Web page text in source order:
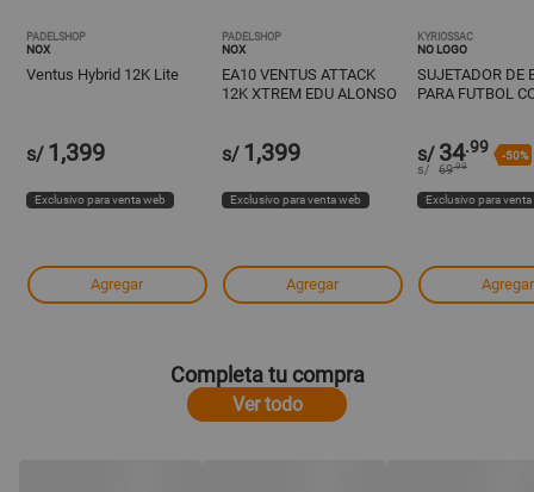
PADELSHOP
NOX
Ventus Hybrid 12K Lite
s/ 1,399
Exclusivo para venta web
Agregar
PADELSHOP
NOX
EA10 VENTUS ATTACK
12K XTREM EDU ALONSO
s/ 1,399
Exclusivo para venta web
Agregar
KYRIOSSAC
NO LOGO
SUJETADOR DE
PARA FUTBOL
s/ 34.99 -50%
s/ 69.99
Exclusivo para
Agregar
Completa tu compra
Ver todo